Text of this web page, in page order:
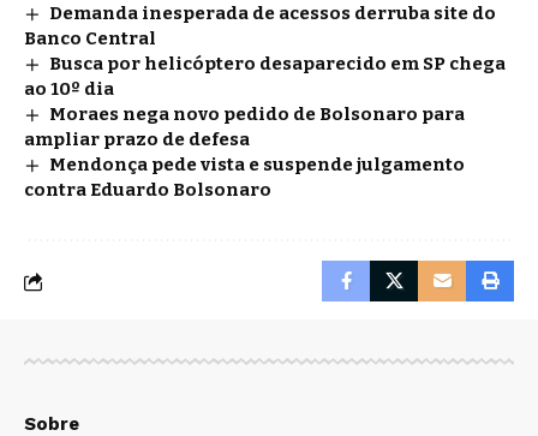
Demanda inesperada de acessos derruba site do
Banco Central
Busca por helicóptero desaparecido em SP chega
ao 10º dia
Moraes nega novo pedido de Bolsonaro para
ampliar prazo de defesa
Mendonça pede vista e suspende julgamento
contra Eduardo Bolsonaro
Sobre